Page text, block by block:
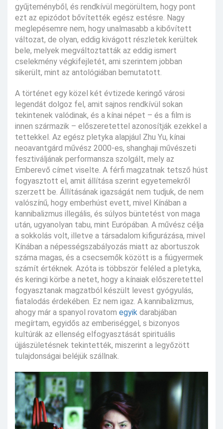
gyűjteményből, és rendkívül megörültem, hogy pont
ezt az epizódot bővítették egész estésre. Nagy
meglepésemre nem, hogy unalmasabb a kibővített
változat, de olyan, eddig kivágott részletek kerültek
bele, melyek megváltoztatták az eddig ismert
cselekmény végkifejletét, ami szerintem jobban
sikerült, mint az antológiában bemutatott.
A történet egy közel két évtizede keringő városi
legendát dolgoz fel, amit sajnos rendkívül sokan
tekintenek valódinak, és a kínai népet – és a film is
innen származik – előszeretettel azonosítják ezekkel a
tettekkel. Az egész pletyka alapjául Zhu Yu, kínai
neoavantgárd művész 2000-es, shanghaji művészeti
fesztiváljának performansza szolgált, mely az
Emberevő címet viselte. A férfi magzatnak tetsző húst
fogyasztott el, amit állítása szerint egyetemekről
szerzett be. Állításának igazságát nem tudjuk, de nem
valószínű, hogy emberhúst evett, mivel Kínában a
kannibalizmus illegális, és súlyos büntetést von maga
után, ugyanolyan tabu, mint Európában. A művész célja
a sokkolás volt, illetve a társadalom kifigurázása, mivel
Kínában a népességszabályozás miatt az abortuszok
száma magas, és a csecsemők között is a fiúgyermek
számít értéknek. Azóta is többször feléled a pletyka,
és keringi körbe a netet, hogy a kínaiak előszeretettel
fogyasztanak magzatból készült levest gyógyulás,
fiatalodás érdekében. Ez nem igaz. A kannibalizmus,
ahogy már a spanyol rovatom egyik darabjában
megírtam, egyidős az emberiséggel, s bizonyos
kultúrák az ellenség elfogyasztását spirituális
újjászületésnek tekintették, miszerint a legyőzött
tulajdonságai beléjük szállnak.